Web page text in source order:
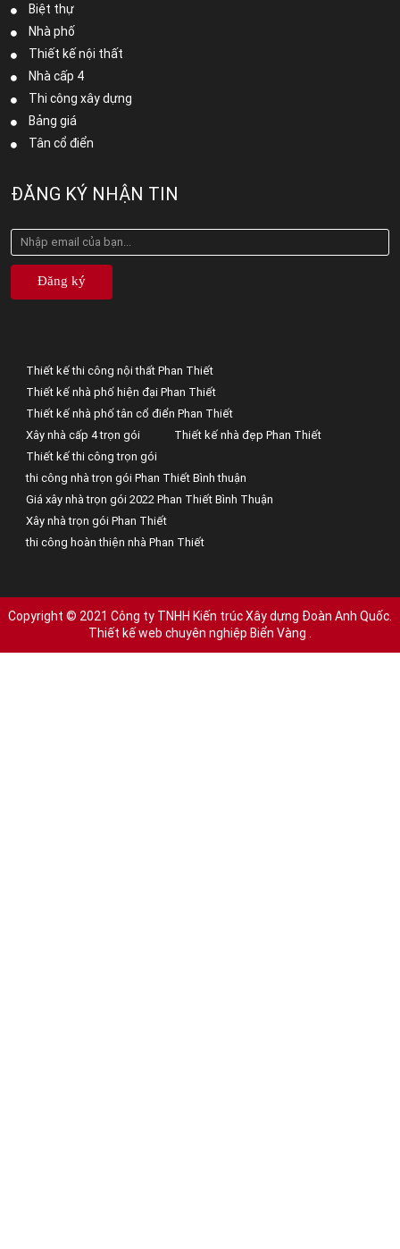
Biệt thự
Nhà phố
Thiết kế nội thất
Nhà cấp 4
Thi công xây dựng
Bảng giá
Tân cổ điển
ĐĂNG KÝ NHẬN TIN
Đăng ký
Thiết kế thi công nội thất Phan Thiết
Thiết kế nhà phố hiện đại Phan Thiết
Thiết kế nhà phố tân cổ điển Phan Thiết
Xây nhà cấp 4 trọn gói
Thiết kế nhà đẹp Phan Thiết
Thiết kế thi công trọn gói
thi công nhà trọn gói Phan Thiết Bình thuận
Giá xây nhà trọn gói 2022 Phan Thiết Bình Thuận
Xây nhà trọn gói Phan Thiết
thi công hoàn thiện nhà Phan Thiết
Copyright © 2021 Công ty TNHH Kiến trúc Xây dựng Đoàn Anh Quốc.
Thiết kế web chuyên nghiệp Biển Vàng .